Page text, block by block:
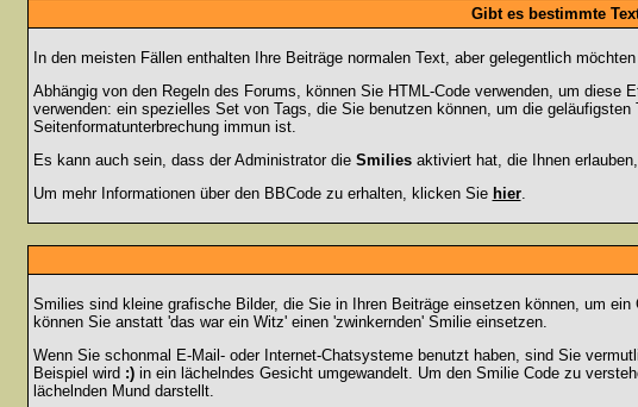
Gibt es bestimmte
In den meisten Fällen enthalten Ihre Beiträge normalen Text, aber gelegentlich
Abhängig von den Regeln des Forums, können Sie HTML-Code verwenden, um
verwenden: ein spezielles Set von Tags, die Sie benutzen können, um die
Seitenformatunterbrechung immun ist.
Es kann auch sein, dass der Administrator die Smiliesaktiviert hat, die Ihnen
Um mehr Informationen über den BBCode zu erhalten, klicken Sie hier.
Smilies sind kleine grafische Bilder, die Sie in Ihren Beiträge einsetzen können, um
können Sie anstatt 'das war ein Witz' einen 'zwinkernden' Smilie einsetzen.
Wenn Sie schonmal E-Mail- oder Internet-Chatsysteme benutzt haben, sind Sie
Beispiel wird :)in ein lächelndes Gesicht umgewandelt. Um den Smilie Code zu
lächelnden Mund darstellt.